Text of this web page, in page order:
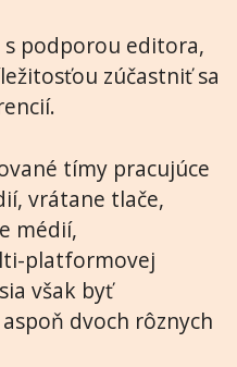
s podporou editora,
zúčastniť sa
tímy pracujúce
vrátane tlače,
médií,
platformovej
však byť
dvoch rôznych